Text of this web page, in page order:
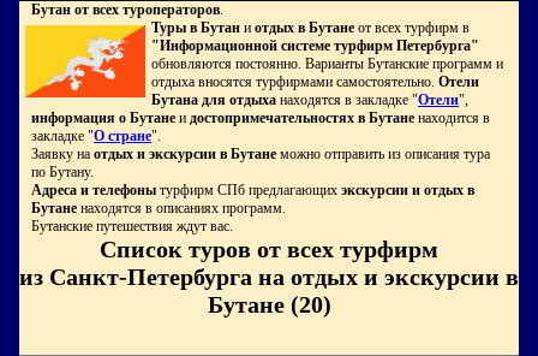
Бутан от всех туроператоров.
Туры в Бутан и отдых в Бутане от всех турфирм в
"Информационной системе турфирм Петербурга"
обновляются постоянно. Варианты Бутанские программ и
отдыха вносятся турфирмами самостоятельно. Отели
Бутана для отдыха находятся в закладке "Отели",
информация о Бутане и достопримечательностях в Бутане находится в
закладке "О стране".
Заявку на отдых и экскурсии в Бутане можно отправить из описания тура
по Бутану.
Адреса и телефоны турфирм СПб предлагающих экскурсии и отдых в
Бутане находятся в описаниях программ.
Бутанские путешествия ждут вас.
Список туров от всех турфирм
из Санкт-Петербурга на отдых и экскурсии в
Бутане (20)